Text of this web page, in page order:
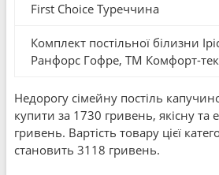
First Choice Туреччина
Комплект постільної білизни
Ранфорс Гофре, ТМ Комфорт-
Недорогу сімейну постіль
купити за 1730 гривень, якісну та
гривень. Вартість товару цієї
становить 3118 гривень.